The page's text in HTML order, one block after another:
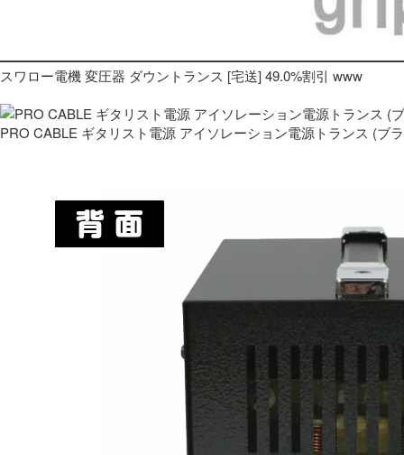
スワロー電機 変圧器 ダウントランス [宅送] 49.0%割引 www
PRO CABLE ギタリスト電源 アイソレーション電源トランス (ブ